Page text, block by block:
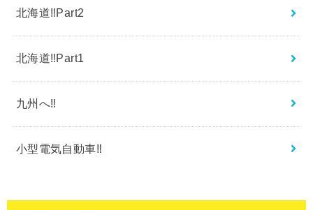
北海道‼︎Part2
北海道‼︎Part1
九州へ‼︎
小型電気自動車‼︎